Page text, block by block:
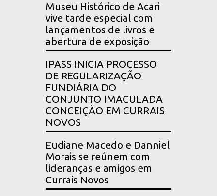
Museu Histórico de Acari
vive tarde especial com
lançamentos de livros e
abertura de exposição
IPASS INICIA PROCESSO
DE REGULARIZAÇÃO
FUNDIÁRIA DO
CONJUNTO IMACULADA
CONCEIÇÃO EM CURRAIS
NOVOS
Eudiane Macedo e Danniel
Morais se reúnem com
lideranças e amigos em
Currais Novos